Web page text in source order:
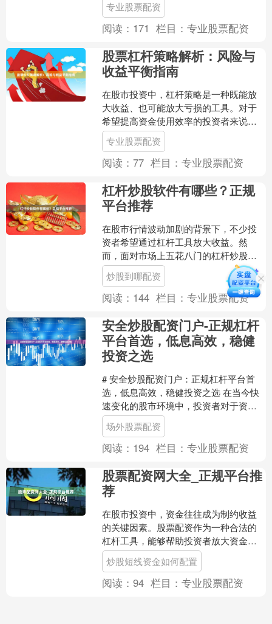
配资公司成为投资者首要解....
专业股票配资
阅读： 171 栏目：专业股票配资
股票杠杆策略解析：风险与
收益平衡指南
在股市投资中，杠杆策略是一种既能放
大收益、也可能放大亏损的工具。对于
希望提高资金使用效率的投资者来说，
理解杠杆的运作机制并掌握风险与收益
的平衡技巧至关重要。本文....
专业股票配资
阅读：77 栏目：专业股票配资
杠杆炒股软件有哪些？正规
平台推荐
在股市行情波动加剧的背景下，不少投
资者希望通过杠杆工具放大收益。然
而，面对市场上五花八门的杠杆炒股软
件，如何辨别正规平台、规避风险成为
首要问题。本文将系统梳理主....
炒股到哪配资
阅读： 144 栏目：专业股票配资
安全炒股配资门户-正规杠杆
平台首选，低息高效，稳健
投资之选
# 安全炒股配资门户：正规杠杆平台首
选，低息高效，稳健投资之选 在当今快
速变化的股市环境中，投资者对于资金
灵活性和收益最大化的需求日益增长。
炒股配资作为一种常见....
场外股票配资
阅读： 194 栏目：专业股票配资
股票配资网大全_正规平台推
荐
在股市投资中，资金往往成为制约收益
的关键因素。股票配资作为一种合法的
杠杆工具，能够帮助投资者放大资金规
模，提高资金使用效率。然而，面对市
场上众多的配资平台，如何....
炒股短线资金如何配置
阅读：94 栏目：专业股票配资